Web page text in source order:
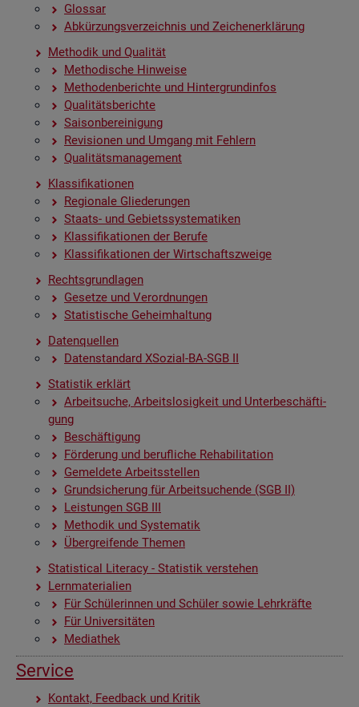
Glos­sar
Ab­kür­zungs­ver­zeich­nis und Zei­chen­er­klä­rung
Me­tho­dik und Qua­li­tät
Me­tho­di­sche Hin­wei­se
Me­tho­den­be­rich­te und Hin­ter­grund­in­fos
Qua­li­täts­be­rich­te
Sai­son­be­rei­ni­gung
Re­vi­sio­nen und Um­gang mit Feh­lern
Qua­li­täts­ma­nage­ment
Klas­si­fi­ka­tio­nen
Re­gio­na­le Glie­de­run­gen
Staats- und Ge­biets­sys­te­ma­ti­ken
Klas­si­fi­ka­tio­nen der Be­ru­fe
Klas­si­fi­ka­tio­nen der Wirt­schafts­zwei­ge
Rechts­grund­la­gen
Ge­set­ze und Ver­ord­nun­gen
Sta­tis­ti­sche Ge­heim­hal­tung
Da­ten­quel­len
Da­ten­stan­dard XSo­zi­al-BA-SGB II
Sta­tis­tik er­klärt
Ar­beit­su­che, Ar­beits­lo­sig­keit und Un­ter­be­schäf­ti­
gung
Be­schäf­ti­gung
För­de­rung und be­ruf­li­che Re­ha­bi­li­ta­ti­on
Ge­mel­de­te Ar­beits­stel­len
Grund­si­che­rung für Ar­beit­su­chen­de (SGB II)
Leis­tun­gen SGB III
Me­tho­dik und Sys­te­ma­tik
Über­grei­fen­de The­men
Sta­ti­s­ti­cal Li­te­r­acy - Sta­tis­tik ver­ste­hen
Lern­ma­te­ria­li­en
Für Schü­le­rin­nen und Schü­ler sowie Lehr­kräf­te
Für Uni­ver­si­tä­ten
Me­dia­thek
Ser­vice
Kon­takt, Feed­back und Kri­tik